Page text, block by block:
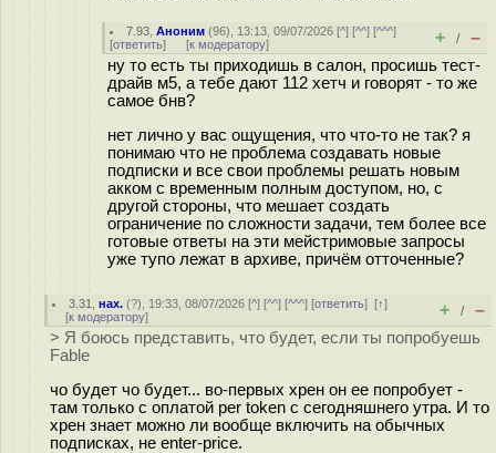
7.93 ,Аноним (96), 13:13, 09/07/2026 [^] [^^] [^^^]
[ответить] [к модератору] + / –
ну то есть ты приходишь в салон, просишь тест-
драйв м5, а тебе дают 112 хетч и говорят - то же
самое бнв?
нет лично у вас ощущения, что что-то не так? я
понимаю что не проблема создавать новые
подписки и все свои проблемы решать новым
акком с временным полным доступом, но, с
другой стороны, что мешает создать
ограничение по сложности задачи, тем более все
готовые ответы на эти мейстримовые запросы
уже тупо лежат в архиве, причём отточенные?
3.31 ,нах. (?), 19:33, 08/07/2026 [^] [^^] [^^^] [ответить][↑]
[к модератору] + / –
> Я боюсь представить, что будет, если ты попробуешь
Fable
чо будет чо будет... во-первых хрен он ее попробует -
там только с оплатой per token с сегодняшнего утра. И то
хрен знает можно ли вообще включить на обычных
подписках, не enter-price.